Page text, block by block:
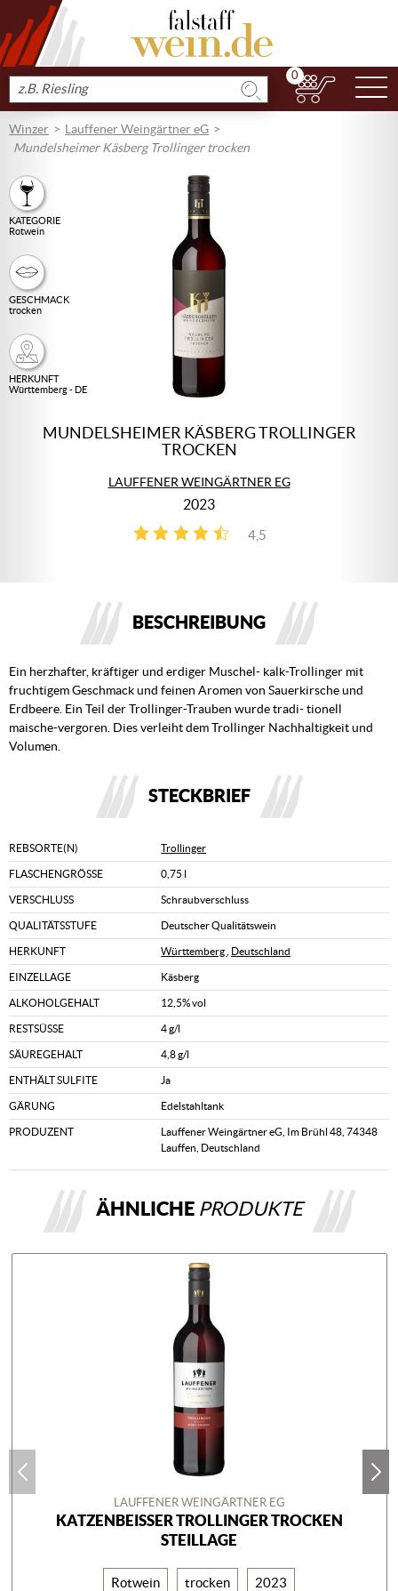
Produkt
suchen
0
Winzer
Lauffener Weingärtner eG
Mundelsheimer Käsberg Trollinger trocken
KATEGORIE
Rotwein
GESCHMACK
trocken
HERKUNFT
Württemberg - DE
MUNDELSHEIMER KÄSBERG TROLLINGER
TROCKEN
LAUFFENER WEINGÄRTNER EG
2023
4,5
2
BESCHREIBUNG
Ein herzhafter, kräftiger und erdiger Muschel- kalk-Trollinger mit
fruchtigem Geschmack und feinen Aromen von Sauerkirsche und
Erdbeere. Ein Teil der Trollinger-Trauben wurde tradi- tionell
maische-vergoren. Dies verleiht dem Trollinger Nachhaltigkeit und
Volumen.
STECKBRIEF
REBSORTE(N) Trollinger
FLASCHENGRÖSSE 0,75 l
VERSCHLUSS Schraubverschluss
QUALITÄTSSTUFE Deutscher Qualitätswein
HERKUNFT Württemberg Deutschland
EINZELLAGE Käsberg
ALKOHOLGEHALT 12,5% vol
RESTSÜSSE 4 g/l
SÄUREGEHALT 4,8 g/l
ENTHÄLT SULFITE Ja
GÄRUNG Edelstahltank
PRODUZENT
Lauffener Weingärtner eG, Im Brühl 48, 74348
Lauffen, Deutschland
ÄHNLICHE PRODUKTE
LAUFFENER WEINGÄRTNER EG
KATZENBEISSER TROLLINGER TROCKEN
STEILLAGE
Rotwein trocken 2023